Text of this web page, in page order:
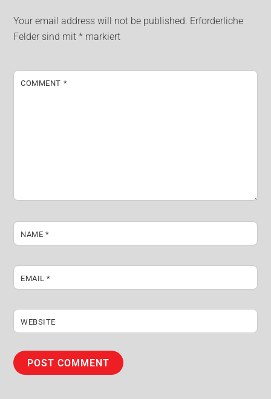
Your email address will not be published. Erforderliche
Felder sind mit* markiert
COMMENT *
NAME *
EMAIL*
WEBSITE